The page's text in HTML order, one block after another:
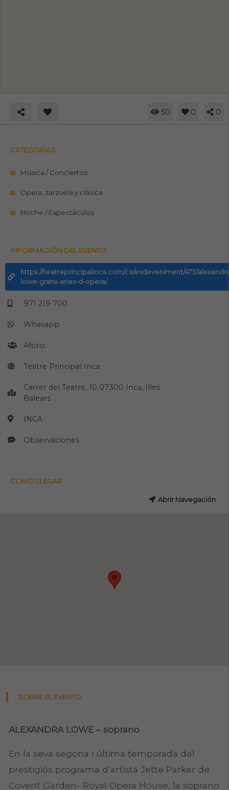
50 0 0
SOBRE EL EVENTO
ALEXANDRA LOWE – soprano
En la seva segona i última temporada del
prestigiós programa d’artista Jette Parker de
Covent Garden- Royal Opera House, la soprano
CATEGORÍAS
Música / Conciertos
Opera, zarzuela y clásica
Noche / Espectáculos
INFORMACIÓN DEL EVENTO
https://teatreprincipalinca.com/ca/esdeveniment/473/
lowe-grans-aries-d-opera/
971 219 700
Whasapp
Aforo:
Teatre Principal Inca
Carrer del Teatre, 10 07300 Inca, Illes
Balears
INCA
Observaciones
CÓMO LLEGAR
Abrir Navegación